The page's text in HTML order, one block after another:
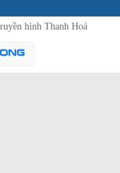
hình Thanh Hoá